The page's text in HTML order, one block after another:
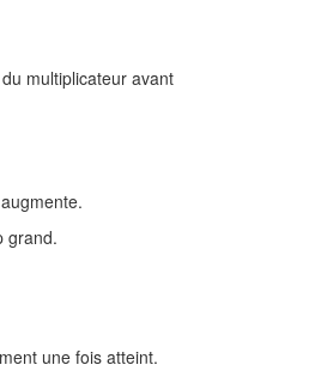
multiplicateur avant
grand.
une fois atteint.